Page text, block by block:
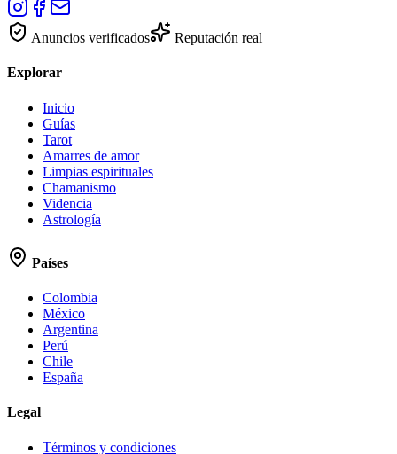
Anuncios verificados Reputación real
Explorar
Inicio
Guías
Tarot
Amarres de amor
Limpias espirituales
Chamanismo
Videncia
Astrología
Países
Colombia
México
Argentina
Perú
Chile
España
Legal
Términos y condiciones